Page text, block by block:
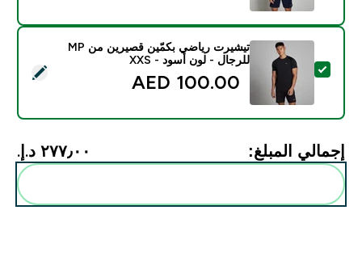
تحديد هذا المنتج - تيشيرت رياضي بكمّين قصيرين من MP للرجال - لون أسود - XXS
تيشيرت رياضي بكمّين قصيرين من MP
للرجال - لون أسود - XXS
100.00 AED‎
إجمالي المبلغ: ٢٧٧٫٠٠ د.إ.‏‎